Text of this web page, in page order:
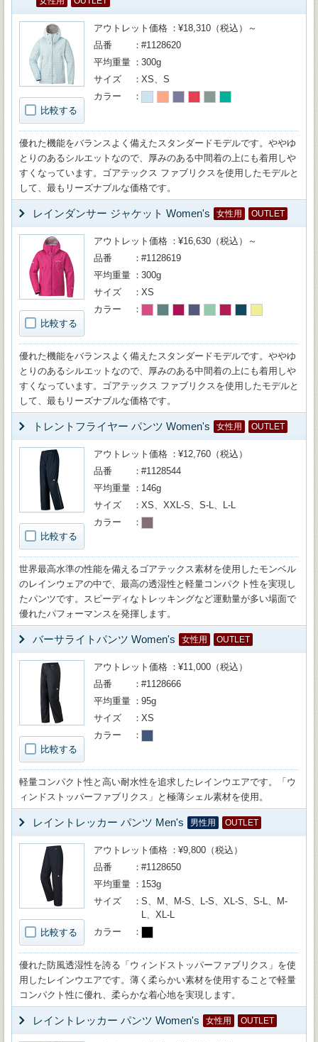
比較する
アウトレット価格
¥18,310（税込）～
品番
#1128620
平均重量
300g
サイズ
XS、S
カラー
優れた機能をバランスよく備えたスタンダードモデルです。ややゆ
とりのあるシルエットなので、厚みのある中間着の上にも着用しや
すくなっています。ゴアテックス ファブリクスを使用したモデルと
して、最もリーズナブルな価格です。
レインダンサー ジャケット Women's 女性用 OUTLET
比較する
アウトレット価格
¥16,630（税込）～
品番
#1128619
平均重量
300g
サイズ
XS
カラー
優れた機能をバランスよく備えたスタンダードモデルです。ややゆ
とりのあるシルエットなので、厚みのある中間着の上にも着用しや
すくなっています。ゴアテックス ファブリクスを使用したモデルと
して、最もリーズナブルな価格です。
トレントフライヤー パンツ Women's 女性用 OUTLET
比較する
アウトレット価格
¥12,760（税込）
品番
#1128544
平均重量
146g
サイズ
XS、XXL-S、S-L、L-L
カラー
世界最高水準の性能を備えるゴアテックス素材を使用したモンベル
のレインウェアの中で、最高の透湿性と軽量コンパクト性を実現し
たパンツです。スピーディなトレッキングなど運動量が多い場面で
優れたパフォーマンスを発揮します。
バーサライトパンツ Women's 女性用 OUTLET
比較する
アウトレット価格
¥11,000（税込）
品番
#1128666
平均重量
95g
サイズ
XS
カラー
軽量コンパクト性と高い耐水性を追求したレインウエアです。「ウ
ィンドストッパーファブリクス」と極薄シェル素材を使用。
レイントレッカー パンツ Men's 男性用 OUTLET
比較する
アウトレット価格
¥9,800（税込）
品番
#1128650
平均重量
153g
サイズ
S、M、M-S、L-S、XL-S、S-L、M-
L、XL-L
カラー
優れた防風透湿性を誇る「ウィンドストッパーファブリクス」を使
用したレインウエアです。薄く柔らかい素材を使用することで軽量
コンパクト性に優れ、柔らかな着心地を実現します。
レイントレッカー パンツ Women's 女性用 OUTLET